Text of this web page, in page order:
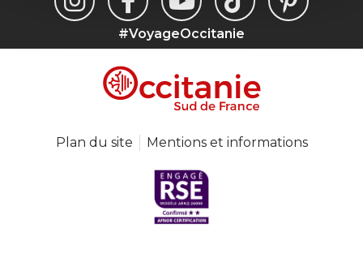
#VoyageOccitanie
Plan du site Mentions et informations